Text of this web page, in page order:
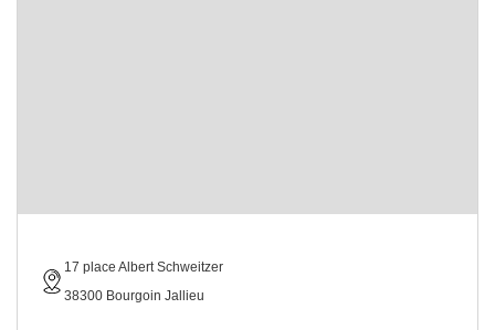
17 place Albert Schweitzer
38300 Bourgoin Jallieu